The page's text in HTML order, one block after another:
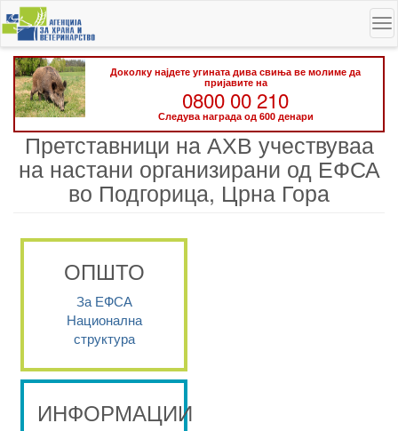
Skip
to
main
content
Доколку најдете угината дива свиња ве молиме да
пријавите на
0800 00 210
Следува награда од 600 денари
Претставници на АХВ учествуваа
на настани организирани од ЕФСА
во Подгорица, Црна Гора
ОПШТО
За ЕФСА
Национална
структура
ИНФОРМАЦИИ